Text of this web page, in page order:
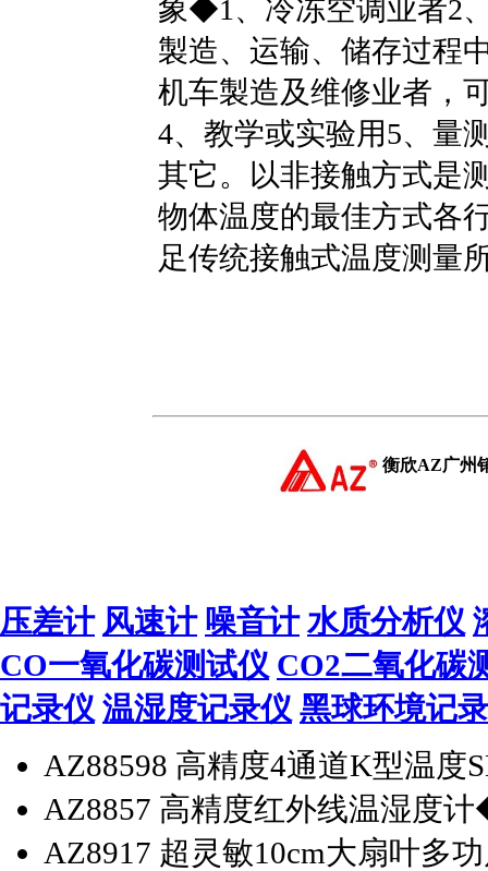
象◆1、冷冻空调业者2
製造、运输、储存过程
机车製造及维修业者，
4、教学或实验用5、量
其它。以非接触方式是
物体温度的最佳方式各
足传统接触式温度测量
衡欣AZ广州
压差计 风速计 噪音计 水质分析仪
CO一氧化碳测试仪 CO2二氧化碳
记录仪 温湿度记录仪 黑球环境记
AZ88598 高精度4通道K型温
AZ8857 高精度红外线温湿度
AZ8917 超灵敏10cm大扇叶多